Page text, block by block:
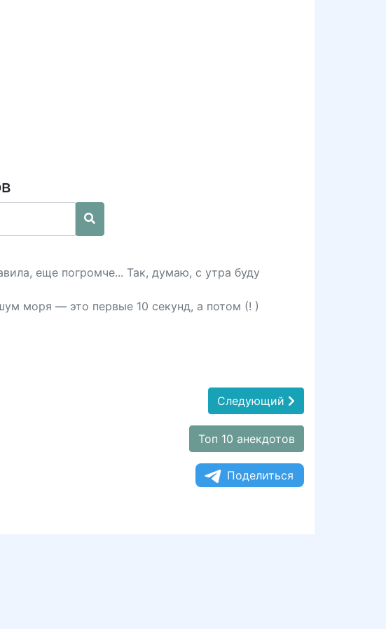
еще погромче... Так, думаю, с утра буду
моря — это первые 10 секунд, а потом (! )
Следующий
Топ 10 анекдотов
Поделиться